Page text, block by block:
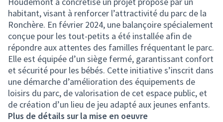
habitant, visant à renforcer l’attractivité du parc de la
Ronchère. En février 2024, une balançoire spécialement
conçue pour les tout-petits a été installée afin de
répondre aux attentes des familles fréquentant le parc.
Elle est équipée d’un siège fermé, garantissant confort
et sécurité pour les bébés. Cette initiative s’inscrit dans
une démarche d’amélioration des équipements de
loisirs du parc, de valorisation de cet espace public, et
de création d’un lieu de jeu adapté aux jeunes enfants.
Plus de détails sur la mise en oeuvre